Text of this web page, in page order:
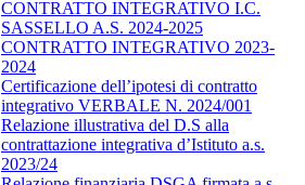
CONTRATTO INTEGRATIVO I.C.
SASSELLO A.S. 2024-2025
CONTRATTO INTEGRATIVO 2023-
2024
Certificazione dell’ipotesi di contratto
integrativo VERBALE N. 2024/001
Relazione illustrativa del D.S alla
contrattazione integrativa d’Istituto a.s.
2023/24